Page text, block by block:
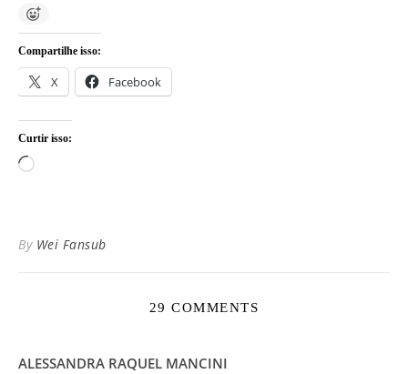
Compartilhe isso:
X Facebook
Curtir isso:
Carregando...
By Wei Fansub
29 COMMENTS
ALESSANDRA RAQUEL MANCINI